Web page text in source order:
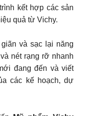
kết hợp các sản
quả từ Vichy.
và sạc lại năng
nét rạng rỡ nhanh
đang đến và viết
các kế hoạch, dự